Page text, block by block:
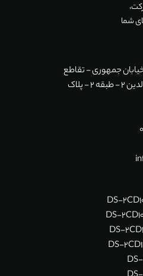
شما
جمهوری - تقاطع
خیابان شیخ هادی - پاساژ علاالدین 2 - طبقه 2 - پلاک